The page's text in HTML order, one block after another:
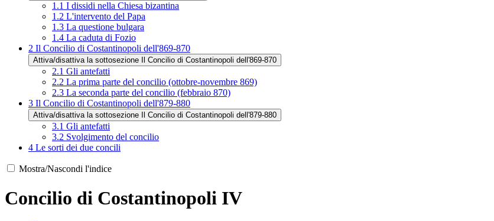
1.1 I dissidi nella Chiesa bizantina
1.2 L'intervento del Papa
1.3 La questione bulgara
1.4 La caduta di Fozio
2 Il Concilio di Costantinopoli dell'869-870
Attiva/disattiva la sottosezione Il Concilio di Costantinopoli dell'869-870
2.1 Gli antefatti
2.2 La prima parte del concilio (ottobre-novembre 869)
2.3 La seconda parte del concilio (febbraio 870)
3 Il Concilio di Costantinopoli dell'879-880
Attiva/disattiva la sottosezione Il Concilio di Costantinopoli dell'879-880
3.1 Gli antefatti
3.2 Svolgimento del concilio
4 Le sorti dei due concili
Mostra/Nascondi l'indice
Concilio di Costantinopoli IV